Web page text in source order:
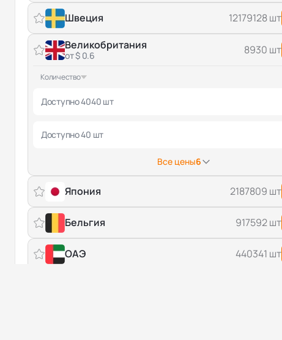
Швеция 12179128 шт
Великобритания
от $ 0.6 8930 шт
Количество
Доступно 4040 шт
Доступно 40 шт
Все цены6
Япония 2187809 шт
Бельгия 917592 шт
ОАЭ 440341 шт